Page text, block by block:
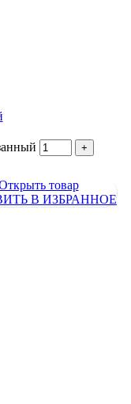
товар
В ИЗБРАННОЕ